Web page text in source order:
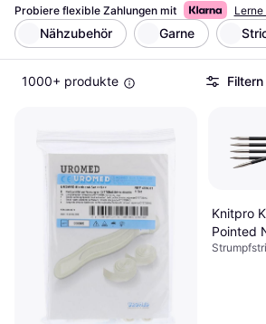
bietet eine breite Auswahl, die du mit
Filtern leicht durchsuchen kannst. Egal,
Baumwollgarn, Wolle oder speziellen
unsere Filter leiten dich schnell zum
kannst nach Farbe, Material oder Preis
Nutzer, um mehr über deren Erfahrungen
richtige Wahl zu treffen. Beginne deine
alles, was du für deine
Mehr über garne & handarbeitsbedarf »
Probiere flexible Zahlungen mit
Nähzubehör Garne
1000+ produkte Filtern
Knitpro
Pointed
2.50mm